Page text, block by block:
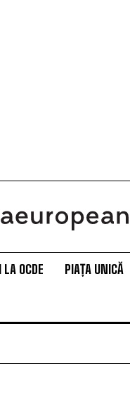
OCDE PIAȚA UNICĂ